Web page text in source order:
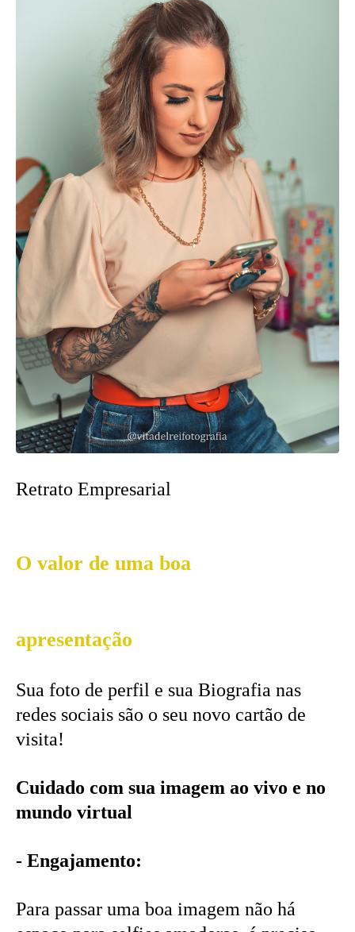
Retrato Empresarial
O valor de uma boa
apresentação
Sua foto de perfil e sua Biografia nas
redes sociais são o seu novo cartão de
visita!
Cuidado com sua imagem ao vivo e no
mundo virtual
- Engajamento:
Para passar uma boa imagem não há